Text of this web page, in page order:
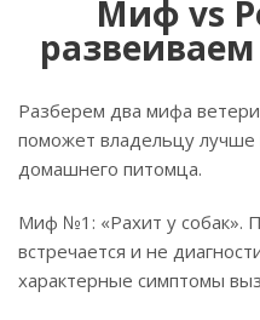
Миф vs
Разберем два мифа
поможет владельцу лучше
домашнего питомца.
Миф №1: «Рахит у собак».
встречается и не
характерные симптомы